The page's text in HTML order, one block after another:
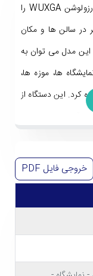
توانایی نمایش تصاویر با رزولوشن WUXGA را
در سالن ها و مکان
این مدل می توان به
ها، موزه ها،
کرد. این دستگاه از
قابلیت نمایش در
با طول عمر بالا از
دیگر مشخصات کلیدی ویدیو پروژکتور پاناسونیک PT-MZ780
خروجی فایل